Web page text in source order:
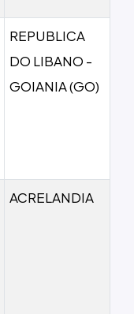
REPUBLICA
DO LIBANO -
GOIANIA (GO)
ACRELANDIA